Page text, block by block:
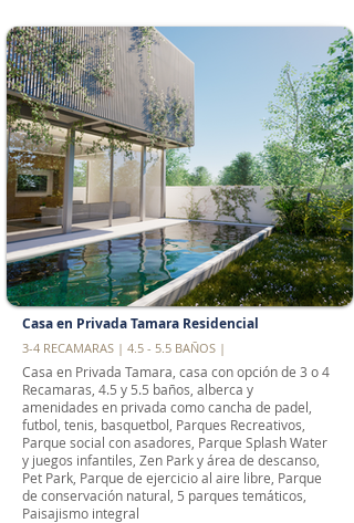
Casa en Privada Tamara Residencial
3-4 RECAMARAS | 4.5 - 5.5 BAÑOS |
Casa en Privada Tamara, casa con opción de 3 o 4
Recamaras, 4.5 y 5.5 baños, alberca y
amenidades en privada como cancha de padel,
futbol, tenis, basquetbol, Parques Recreativos,
Parque social con asadores, Parque Splash Water
y juegos infantiles, Zen Park y área de descanso,
Pet Park, Parque de ejercicio al aire libre, Parque
de conservación natural, 5 parques temáticos,
Paisajismo integral